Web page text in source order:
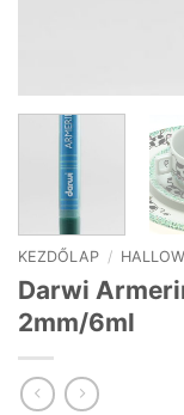
KEZDŐLAP /
Darwi
2mm/6ml